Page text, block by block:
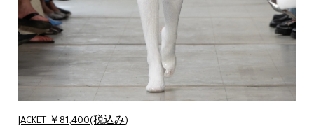
JACKET ￥81,400(税込み)